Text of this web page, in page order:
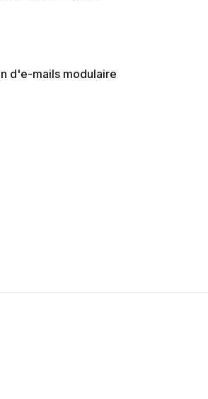
d'e-mails modulaire